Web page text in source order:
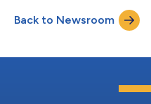
Microba与Sonic Healthcare之
Sonic Healthcare于2022年11
万美元的战略投资。在投资时
Microba的微生物组测试技术
Pathology网络，提供独家分销
Back to Newsroom